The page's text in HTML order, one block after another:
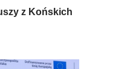
z Końskich